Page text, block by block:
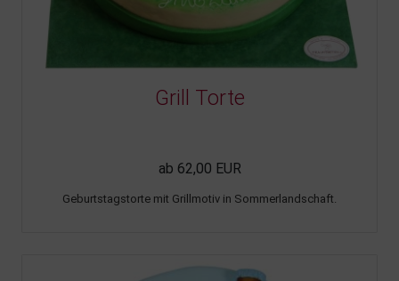
Grill Torte
ab 62,00 EUR
Geburtstagstorte mit Grillmotiv in Sommerlandschaft.